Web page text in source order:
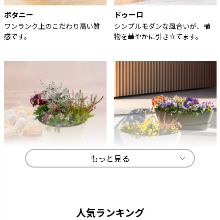
ボタニー
ワンランク上のこだわり高い質
感です。
ドゥーロ
シンプルモダンな風合いが、植
物を華やかに引き立てます。
もっと見る
人気ランキング